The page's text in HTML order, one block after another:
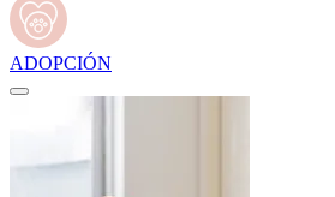
ADOPCIÓN